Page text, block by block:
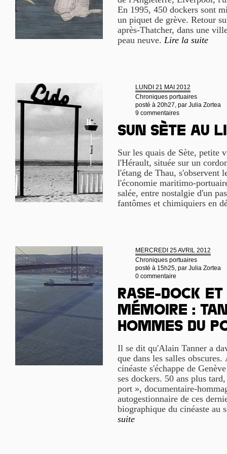
En 1995, 450 dockers sont
un piquet de grève. Retour
après-Thatcher, dans une
peau neuve. Lire la suite
LUNDI 21 MAI 2012
Chroniques portuaires
posté à 20h27, par Julia Zortea
9 commentaires
Sun Sète au
Sur les quais de Sète, petite
l'Hérault, située sur un
l'étang de Thau, s'observent
l'économie maritimo-
salée, entre nostalgie d'un
fantômes et chimiquiers en
MERCREDI 25 AVRIL 2012
Chroniques portuaires
posté à 15h25, par Julia Zortea
0 commentaire
Rase-dock
mémoire :
hommes du
Il se dit qu'Alain Tanner a
que dans les salles
cinéaste s'échappe de
ses dockers. 50 ans plus
port », documentaire-
autogestionnaire de ces
biographique du cinéaste au
suite